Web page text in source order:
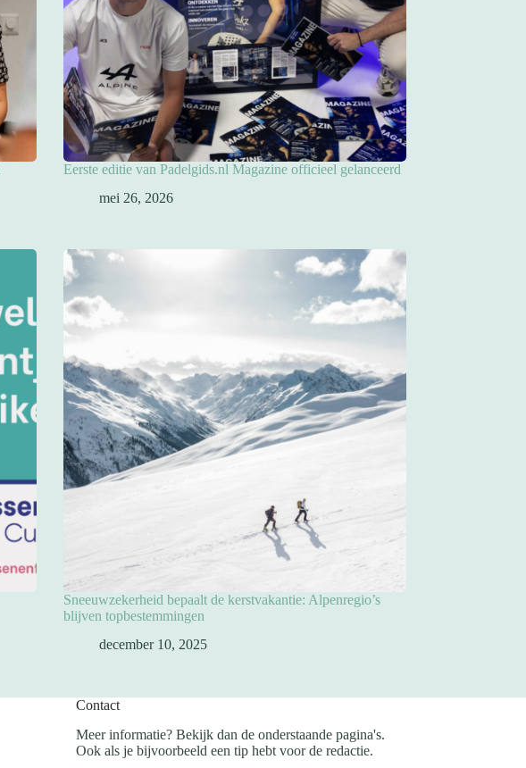
Eerste editie van Padelgids.nl Magazine officieel gelanceerd
mei 26, 2026
Sneeuwzekerheid bepaalt de kerstvakantie: Alpenregio’s
blijven topbestemmingen
december 10, 2025
Contact
Meer informatie? Bekijk dan de onderstaande pagina's.
Ook als je bijvoorbeeld een tip hebt voor de redactie.